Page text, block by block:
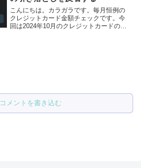
こんにちは。カラガラです。毎月恒例の
クレジットカード金額チェックです。今
回は2024年10月のクレジットカードの引
コメントを書き込む